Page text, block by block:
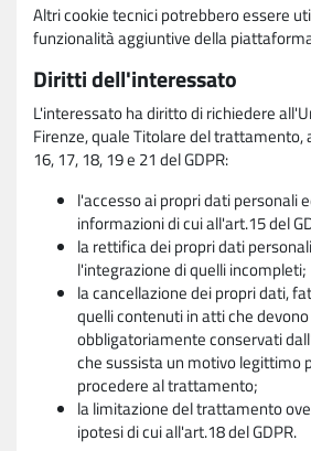
Altri cookie tecnici potrebbero essere
funzionalità aggiuntive della
Diritti dell'interessato
L'interessato ha diritto di richiedere
Firenze, quale Titolare del trattamento,
16, 17, 18, 19 e 21 del GDPR:
l'accesso ai propri dati personali
informazioni di cui all'art.15 del
la rettifica dei propri dati
l'integrazione di quelli incompleti;
la cancellazione dei propri dati,
quelli contenuti in atti che
obbligatoriamente conservati
che sussista un motivo legittimo
procedere al trattamento;
la limitazione del trattamento
ipotesi di cui all'art.18 del GDPR.